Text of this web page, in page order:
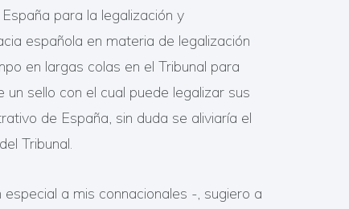
para la legalización y
española en materia de legalización
en largas colas en el Tribunal para
sello con el cual puede legalizar sus
de España, sin duda se aliviaría el
Tribunal.
a mis connacionales -, sugiero a